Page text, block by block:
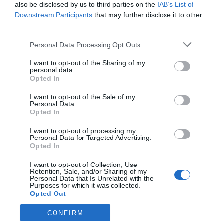
also be disclosed by us to third parties on the IAB’s List of
Downstream Participants that may further disclose it to other
Personal Data Processing Opt Outs
I want to opt-out of the Sharing of my
personal data.
Opted In
I want to opt-out of the Sale of my
Personal Data.
Opted In
I want to opt-out of processing my
Personal Data for Targeted Advertising.
Opted In
I want to opt-out of Collection, Use,
Retention, Sale, and/or Sharing of my
Personal Data that Is Unrelated with the
Purposes for which it was collected.
Opted Out
CONFIRM
Θέσεις Εργασίας ανά Εταιρεία
Υπηρεσίες υποψηφίων
Συμβουλές Καριέρας
HR corner
Περιγραφές Θέσεων Εργασίας
Ερωτήσεις συνεντεύξεων
Υπολογισμός καθαρού μισθού